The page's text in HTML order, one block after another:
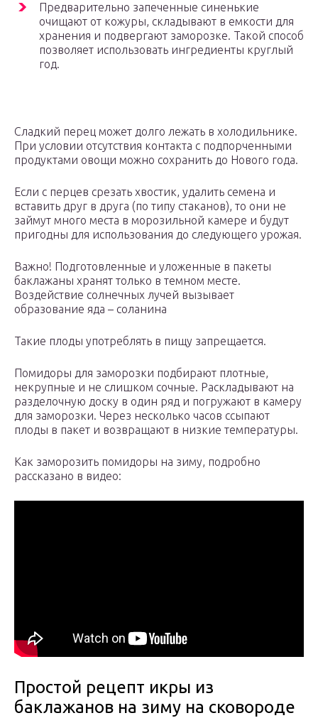
Предварительно запеченные синенькие
очищают от кожуры, складывают в емкости для
хранения и подвергают заморозке. Такой способ
позволяет использовать ингредиенты круглый
год.
Сладкий перец может долго лежать в холодильнике.
При условии отсутствия контакта с подпорченными
продуктами овощи можно сохранить до Нового года.
Если с перцев срезать хвостик, удалить семена и
вставить друг в друга (по типу стаканов), то они не
займут много места в морозильной камере и будут
пригодны для использования до следующего урожая.
Важно! Подготовленные и уложенные в пакеты
баклажаны хранят только в темном месте.
Воздействие солнечных лучей вызывает
образование яда – соланина
Такие плоды употреблять в пищу запрещается.
Помидоры для заморозки подбирают плотные,
некрупные и не слишком сочные. Раскладывают на
разделочную доску в один ряд и погружают в камеру
для заморозки. Через несколько часов ссыпают
плоды в пакет и возвращают в низкие температуры.
Как заморозить помидоры на зиму, подробно
рассказано в видео:
Простой рецепт икры из
баклажанов на зиму на сковороде